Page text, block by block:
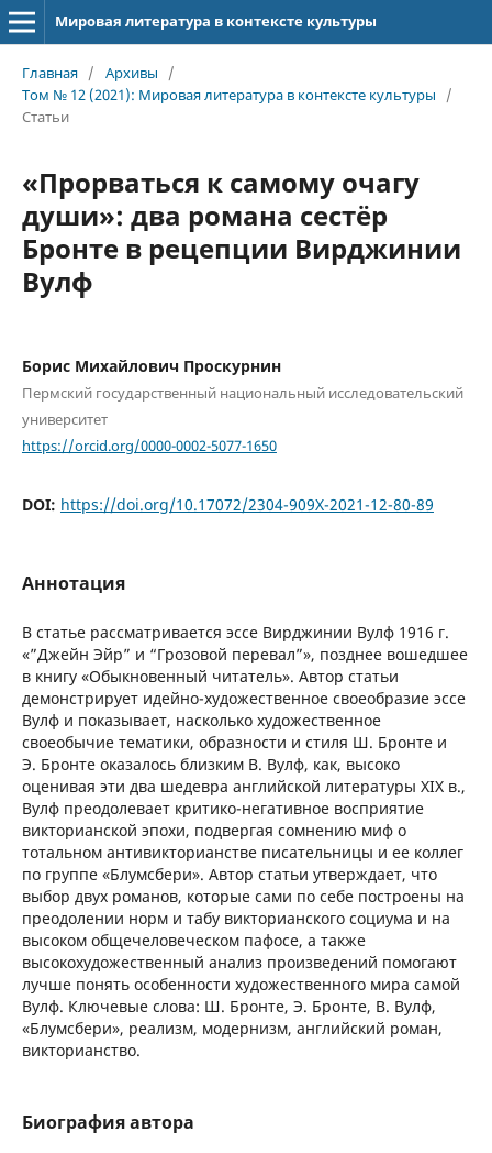
Мировая литература в контексте культуры
Главная / Архивы
/
Том № 12 (2021): Мировая литература в контексте культуры
/
Статьи
«Прорваться к самому очагу
души»: два романа сестёр
Бронте в рецепции Вирджинии
Вулф
Борис Михайлович Проскурнин
Пермский государственный национальный исследовательский
университет
https://orcid.org/0000-0002-5077-1650
DOI: https://doi.org/10.17072/2304-909Х-2021-12-80-89
Аннотация
В статье рассматривается эссе Вирджинии Вулф 1916 г.
«”Джейн Эйр” и “Грозовой перевал”», позднее вошедшее
в книгу «Обыкновенный читатель». Автор статьи
демонстрирует идейно-художественное своеобразие эссе
Вулф и показывает, насколько художественное
своеобычие тематики, образности и стиля Ш. Бронте и
Э. Бронте оказалось близким В. Вулф, как, высоко
оценивая эти два шедевра английской литературы XIX в.,
Вулф преодолевает критико-негативное восприятие
викторианской эпохи, подвергая сомнению миф о
тотальном антивикторианстве писательницы и ее коллег
по группе «Блумсбери». Автор статьи утверждает, что
выбор двух романов, которые сами по себе построены на
преодолении норм и табу викторианского социума и на
высоком общечеловеческом пафосе, а также
высокохудожественный анализ произведений помогают
лучше понять особенности художественного мира самой
Вулф. Ключевые слова: Ш. Бронте, Э. Бронте, В. Вулф,
«Блумсбери», реализм, модернизм, английский роман,
викторианство.
Биография автора